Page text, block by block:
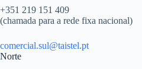
+351 219 151 409
(chamada para a rede fixa nacional)
comercial.sul@taistel.pt
Norte